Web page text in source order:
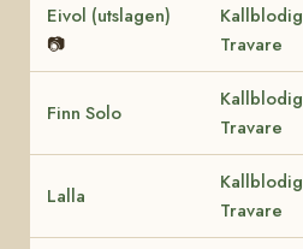
Eivol (utslagen)
📷
Kallblodig
Travare
Finn Solo
Kallblodig
Travare
Lalla
Kallblodig
Travare